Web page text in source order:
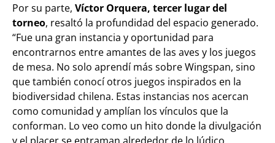
Por su parte, Víctor Orquera, tercer lugar del
torneo, resaltó la profundidad del espacio generado.
“Fue una gran instancia y oportunidad para
encontrarnos entre amantes de las aves y los juegos
de mesa. No solo aprendí más sobre Wingspan, sino
que también conocí otros juegos inspirados en la
biodiversidad chilena. Estas instancias nos acercan
como comunidad y amplían los vínculos que la
conforman. Lo veo como un hito donde la divulgación